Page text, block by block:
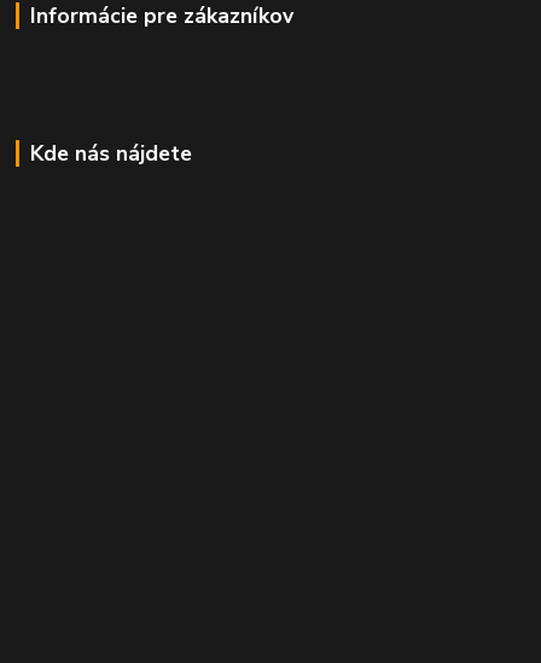
Informácie pre zákazníkov
Kde nás nájdete